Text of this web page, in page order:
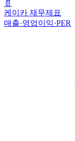
📄
케이카 재무제표
매출·영업이익·PER